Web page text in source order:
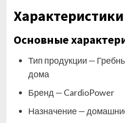
Характеристики
Основные
Тип продукции —
дома
Бренд — CardioPower
Назначение —